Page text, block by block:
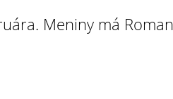
Meniny má